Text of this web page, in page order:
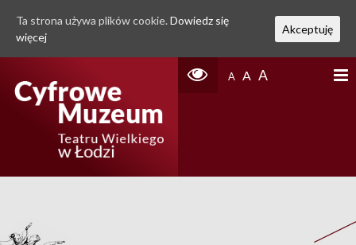
A A A
Ta strona używa plików cookie. Dowiedz się
więcej
Akceptuję